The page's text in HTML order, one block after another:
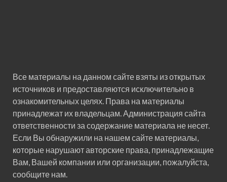
Все материалы на данном сайте взяты из открытых
источников и предоставляются исключительно в
ознакомительных целях. Права на материалы
принадлежат их владельцам. Администрация сайта
ответственности за содержание материала не несет.
Если Вы обнаружили на нашем сайте материалы,
которые нарушают авторские права, принадлежащие
Вам, Вашей компании или организации, пожалуйста,
сообщите нам.